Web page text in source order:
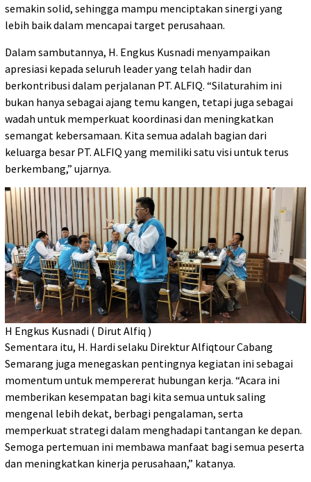
semakin solid, sehingga mampu menciptakan sinergi yang
lebih baik dalam mencapai target perusahaan.
Dalam sambutannya, H. Engkus Kusnadi menyampaikan
apresiasi kepada seluruh leader yang telah hadir dan
berkontribusi dalam perjalanan PT. ALFIQ. “Silaturahim ini
bukan hanya sebagai ajang temu kangen, tetapi juga sebagai
wadah untuk memperkuat koordinasi dan meningkatkan
semangat kebersamaan. Kita semua adalah bagian dari
keluarga besar PT. ALFIQ yang memiliki satu visi untuk terus
berkembang,” ujarnya.
H Engkus Kusnadi ( Dirut Alfiq )
Sementara itu, H. Hardi selaku Direktur Alfiqtour Cabang
Semarang juga menegaskan pentingnya kegiatan ini sebagai
momentum untuk mempererat hubungan kerja. “Acara ini
memberikan kesempatan bagi kita semua untuk saling
mengenal lebih dekat, berbagi pengalaman, serta
memperkuat strategi dalam menghadapi tantangan ke depan.
Semoga pertemuan ini membawa manfaat bagi semua peserta
dan meningkatkan kinerja perusahaan,” katanya.